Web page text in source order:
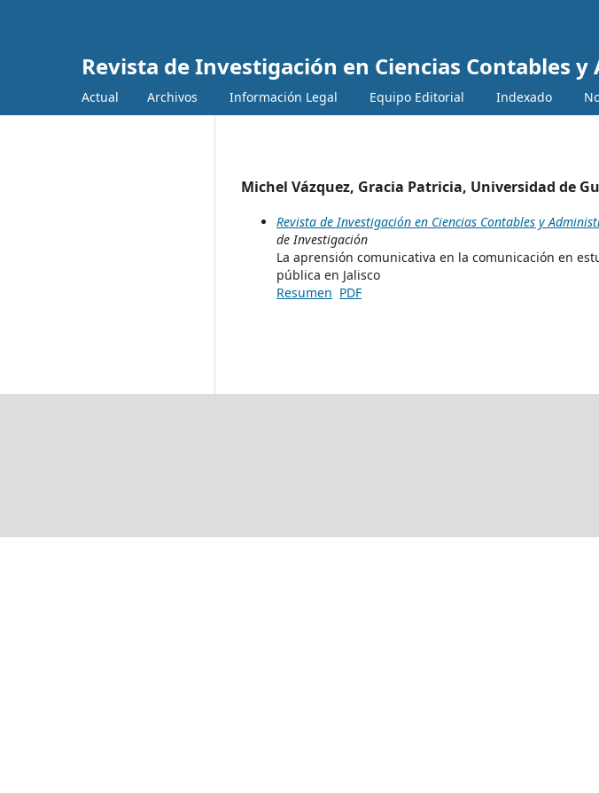
Revista de Investigación en Ciencias Contables
Actual Archivos Información Legal Equipo Editorial Indexado
Michel Vázquez, Gracia Patricia, Universidad de
Revista de Investigación en Ciencias Contables y
de Investigación
La aprensión comunicativa en la comunicación en
pública en Jalisco
Resumen PDF